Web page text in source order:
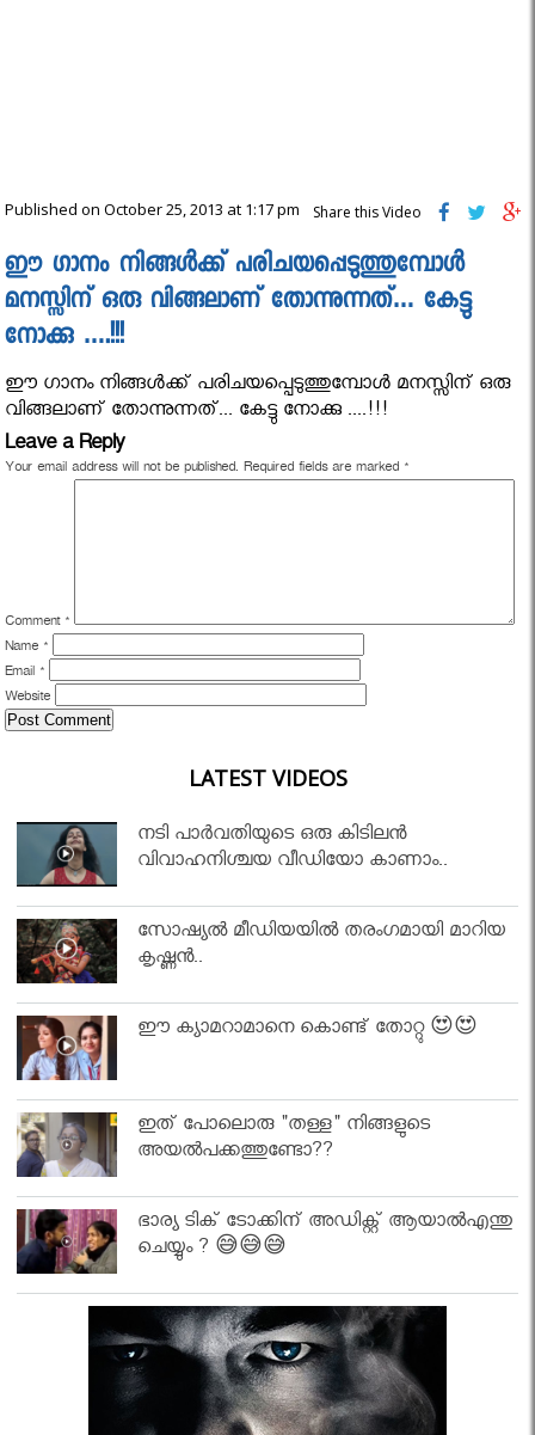
Published on October 25, 2013 at 1:17 pm Share this Video
ഈ ഗാനം നിങ്ങൾക്ക് പരിചയപ്പെടുത്തുമ്പോൾ
മനസ്സിന് ഒരു വിങ്ങലാണ് തോന്നുന്നത്… കേട്ടു
നോക്കു ….!!!
ഈ ഗാനം നിങ്ങൾക്ക് പരിചയപ്പെടുത്തുമ്പോൾ മനസ്സിന് ഒരു
വിങ്ങലാണ് തോന്നുന്നത്... കേട്ടു നോക്കു ....!!!
Leave a Reply
Your email address will not be published. Required fields are marked *
Comment *
Name *
Email *
Website
LATEST VIDEOS
നടി പാർവതിയുടെ ഒരു കിടിലൻ
വിവാഹനിശ്ചയ വീഡിയോ കാണാം..
സോഷ്യൽ മീഡിയയിൽ തരംഗമായി മാറിയ
കൃഷ്ണൻ..
ഈ ക്യാമറാമാനെ കൊണ്ട് തോറ്റു 😍😍
ഇത് പോലൊരു "തള്ള" നിങ്ങളുടെ
അയല്‍പക്കത്തുണ്ടോ??
ഭാര്യ ടിക് ടോക്കിന് അഡിക്റ്റ് ആയാൽഎന്തു
ചെയ്യും ? 😅😅😅